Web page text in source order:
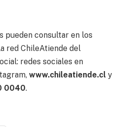
pueden consultar en los
red ChileAtiende del
redes sociales en
www.chileatiende.cl y
0040.